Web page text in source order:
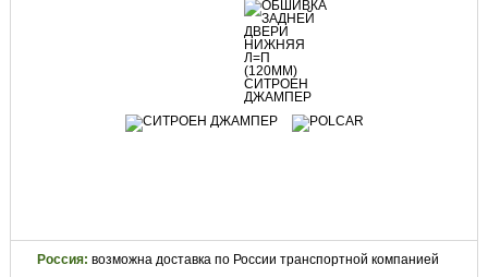
Россия: возможна доставка по России транспортной компанией